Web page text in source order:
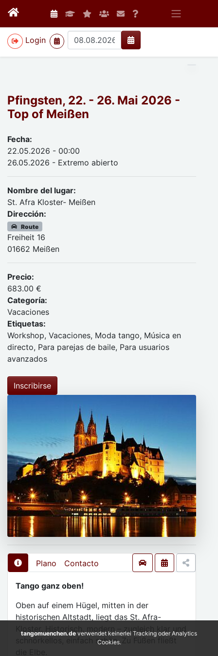
Login
>
Pfingsten, 22. - 26. Mai 2026 -
Top of Meißen
Fecha:
22.05.2026 - 00:00
26.05.2026 - Extremo abierto
Nombre del lugar:
St. Afra Kloster- Meißen
Dirección:
Route
Freiheit 16
01662 Meißen
Precio:
683.00 €
Categoría:
Vacaciones
Etiquetas:
Workshop, Vacaciones, Moda tango, Música en
directo, Para parejas de baile, Para usuarios
avanzados
Inscribirse
Plano Contacto
Tango ganz oben!
Oben auf einem Hügel, mitten in der
historischen Altstadt, liegt das St. Afra-
Kloster. Historisch, modern – zugleich klar und
schnörkellos, einfach schön. Zu Füßen fließt
tangomuenchen.de verwendet keinerlei Tracking oder Analytics
Cookies.